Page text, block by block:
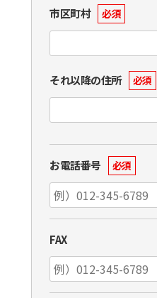
市区町村 必須
それ以降の住所 必須
お電話番号 必須
FAX